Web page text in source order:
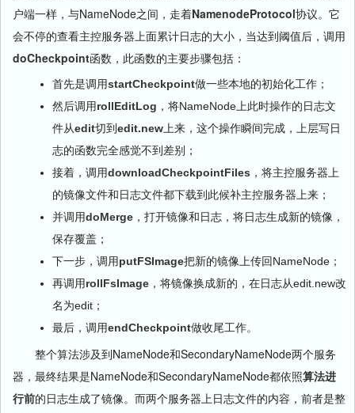
户端一样，与NameNode之间，走着NamenodeProtocol协议。它
会不停的查看主控服务器上面累计日志的大小，当达到阈值后，调用
doCheckpoint函数，此函数的主要步骤包括：
首先是调用startCheckpoint做一些本地的初始化工作；
然后调用rollEditLog ，将NameNode上此时操作的日志文
件从edit切到edit.new 上来，这个操作瞬间完成，上层写日
志的函数完全感觉不到差别；
接着，调用downloadCheckpointFiles ，将主控服务器上
的镜像文件和日志文件都下载到此候补主控服务器上来；
并调用doMerge ，打开镜像和日志，将日志生成新的镜像，
保存覆盖；
下一步，调用putFSImage把新的镜像上传回NameNode；
再调用rollFsImage ，将镜像换成新的，在日志从edit.new改
名为edit；
最后，调用endCheckpoint做收尾工作。
整个算法涉及到NameNode和SecondaryNameNode两个服务
器，最终结果是NameNode和SecondaryNameNode都依照算法进
行前的日志生成了镜像。而两个服务器上日志文件的内容，前者是整